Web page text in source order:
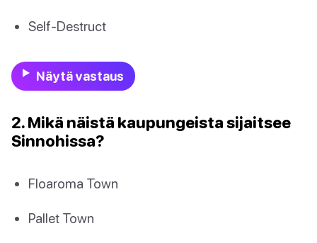
Self-Destruct
Näytä vastaus
2. Mikä näistä kaupungeista sijaitsee
Sinnohissa?
Floaroma Town
Pallet Town